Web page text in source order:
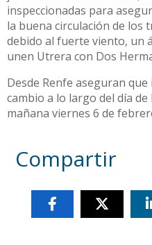
inspeccionadas para
la buena circulación de los
debido al fuerte viento, un
unen Utrera con Dos
Desde Renfe aseguran
cambio a lo largo del día
mañana viernes 6 de
Compartir